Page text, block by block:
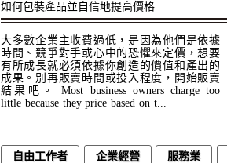
如何包裝產品並自信地提高價格
大多數企業主收費過低，是因為他們是依據
時間、競爭對手或心中的恐懼來定價，想要
有所成長就必須依據你創造的價值和產出的
成果。別再販賣時間或投入程度，開始販賣
結果吧。 Most business owners charge too
little because they price based on t...
自由工作者 企業經營 服務業